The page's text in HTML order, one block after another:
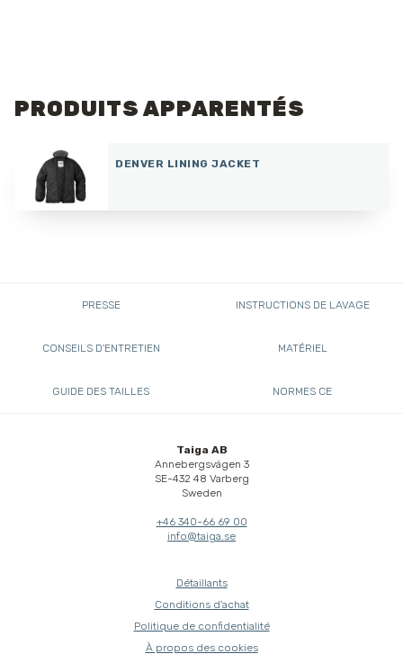
PRODUITS APPARENTÉS
DENVER LINING JACKET
PRESSE INSTRUCTIONS DE LAVAGE
CONSEILS D'ENTRETIEN MATÉRIEL
GUIDE DES TAILLES NORMES CE
Taiga AB
Annebergsvägen 3
SE-432 48 Varberg
Sweden
+46 340-66 69 00
info@taiga.se
Détaillants
Conditions d'achat
Politique de confidentialité
À propos des cookies